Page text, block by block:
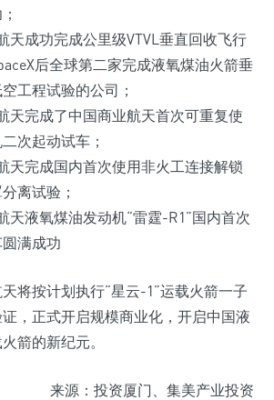
成功完成公里级VTVL垂直回收飞行
后全球第二家完成液氧煤油火箭垂
工程试验的公司；
天完成了中国商业航天首次可重复使
次起动试车；
天完成国内首次使用非火工连接解锁
离试验；
液氧煤油发动机“雷霆-R1”国内首次
满成功
将按计划执行“星云-1”运载火箭一子
，正式开启规模商业化，开启中国液
箭的新纪元。
来源：投资厦门、集美产业投资